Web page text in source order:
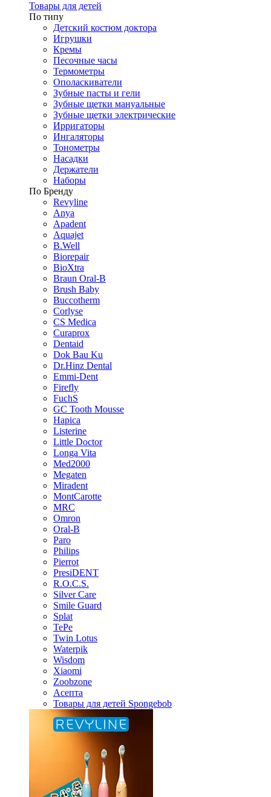
Товары для детей
По типу
Детский костюм доктора
Игрушки
Кремы
Песочные часы
Термометры
Ополаскиватели
Зубные пасты и гели
Зубные щетки мануальные
Зубные щетки электрические
Ирригаторы
Ингаляторы
Тонометры
Насадки
Держатели
Наборы
По Бренду
Revyline
Anya
Apadent
Aquajet
B.Well
Biorepair
BioXtra
Braun Oral-B
Brush Baby
Buccotherm
Corlyse
CS Medica
Curaprox
Dentaid
Dok Bau Ku
Dr.Hinz Dental
Emmi-Dent
Firefly
FuchS
GC Tooth Mousse
Hapica
Listerine
Little Doctor
Longa Vita
Med2000
Megaten
Miradent
MontCarotte
MRC
Omron
Oral-B
Paro
Philips
Pierrot
PresiDENT
R.O.C.S.
Silver Care
Smile Guard
Splat
TePe
Twin Lotus
Waterpik
Wisdom
Xiaomi
Zoobzone
Асепта
Товары для детей Spongebob